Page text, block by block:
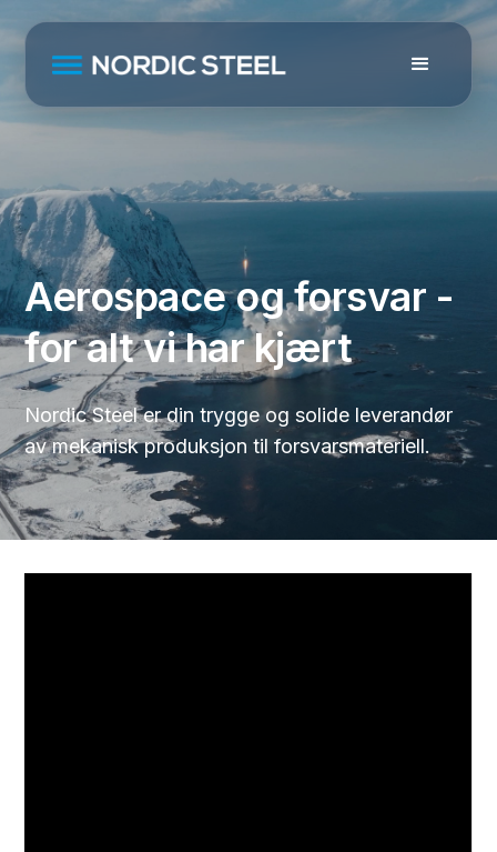
Aerospace og forsvar -
for alt vi har kjært
Nordic Steel er din trygge og solide leverandør
av mekanisk produksjon til forsvarsmateriell.